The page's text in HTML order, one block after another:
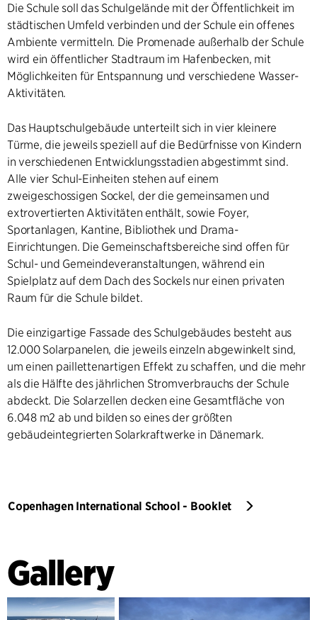
Die Schule soll das Schulgelände mit der Öffentlichkeit im
städtischen Umfeld verbinden und der Schule ein offenes
Ambiente vermitteln. Die Promenade außerhalb der Schule
wird ein öffentlicher Stadtraum im Hafenbecken, mit
Möglichkeiten für Entspannung und verschiedene Wasser-
Aktivitäten.
Das Hauptschulgebäude unterteilt sich in vier kleinere
Türme, die jeweils speziell auf die Bedürfnisse von Kindern
in verschiedenen Entwicklungsstadien abgestimmt sind.
Alle vier Schul-Einheiten stehen auf einem
zweigeschossigen Sockel, der die gemeinsamen und
extrovertierten Aktivitäten enthält, sowie Foyer,
Sportanlagen, Kantine, Bibliothek und Drama-
Einrichtungen. Die Gemeinschaftsbereiche sind offen für
Schul- und Gemeindeveranstaltungen, während ein
Spielplatz auf dem Dach des Sockels nur einen privaten
Raum für die Schule bildet.
Die einzigartige Fassade des Schulgebäudes besteht aus
12.000 Solarpanelen, die jeweils einzeln abgewinkelt sind,
um einen paillettenartigen Effekt zu schaffen, und die mehr
als die Hälfte des jährlichen Stromverbrauchs der Schule
abdeckt. Die Solarzellen decken eine Gesamtfläche von
6.048 m2 ab und bilden so eines der größten
gebäudeintegrierten Solarkraftwerke in Dänemark.
Copenhagen International School - Booklet
Gallery